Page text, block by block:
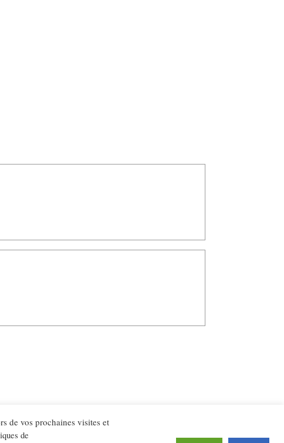
de vos prochaines visites et
de